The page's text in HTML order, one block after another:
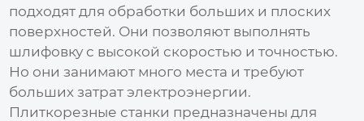
подходят для обработки больших и плоских
поверхностей. Они позволяют выполнять
шлифовку с высокой скоростью и точностью.
Но они занимают много места и требуют
больших затрат электроэнергии.
Плиткорезные станки предназначены для